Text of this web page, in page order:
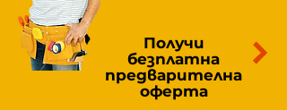
Получи
безплатна
предварителна
оферта